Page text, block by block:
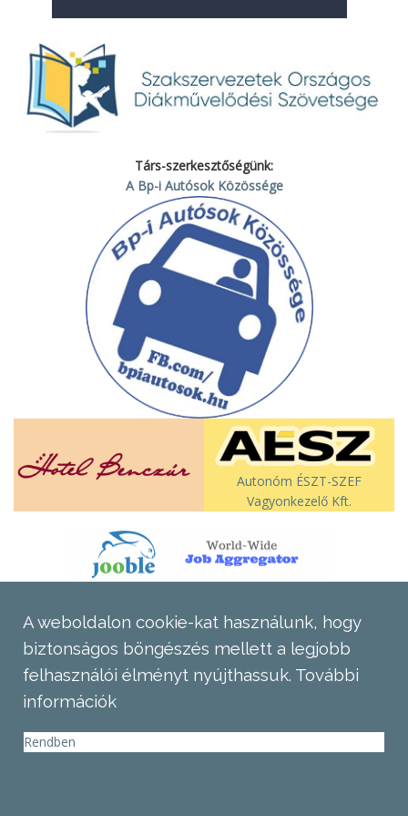
Társ-szerkesztőségünk:
A Bp-i Autósok Közössége
Autonóm ÉSZT-SZEF
Vagyonkezelő Kft.
A weboldalon cookie-kat használunk, hogy
biztonságos böngészés mellett a legjobb
felhasználói élményt nyújthassuk. További
információk
Rendben